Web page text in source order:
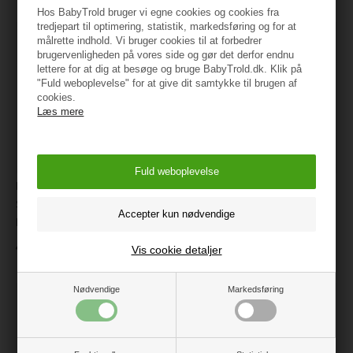
Hos BabyTrold bruger vi egne cookies og cookies fra
tredjepart til optimering, statistik, markedsføring og for at
målrette indhold. Vi bruger cookies til at forbedrer
brugervenligheden på vores side og gør det derfor endnu
lettere for at dig at besøge og bruge BabyTrold.dk. Klik på
"Fuld weboplevelse" for at give dit samtykke til brugen af
cookies.
Læs mere
Nødvendige Markedsføring
Vis cookie detaljer
Nørgaard Madsen
Sengerand, Beige med
Regnbue
499 kr.